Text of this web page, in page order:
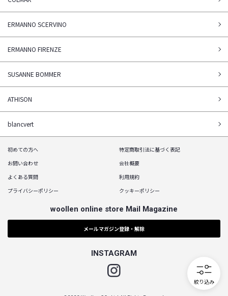
絞り込み
ERMANNO SCERVINO
ERMANNO FIRENZE
SUSANNE BOMMER
ATHISON
blancvert
初めての方へ
特定商取引法に基づく表記
お問い合わせ
会社概要
よくある質問
利用規約
プライバシーポリシー
クッキーポリシー
woollen online store Mail Magazine
メールマガジン登録・解除
INSTAGRAM